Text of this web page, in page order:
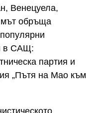
Венецуела,
обръща
в САЩ:
партия и
„Пътя на Мао към